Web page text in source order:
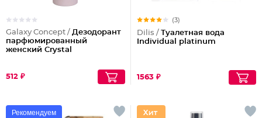
Galaxy Concept / Дезодорант
парфюмированный
женский Crystal
512 ₽
(3)
Dilis / Туалетная вода
Individual platinum
1563 ₽
Рекомендуем